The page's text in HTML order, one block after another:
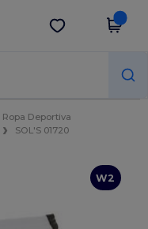
Descargar app
Ropa Deportiva
SOL'S 01720
W2